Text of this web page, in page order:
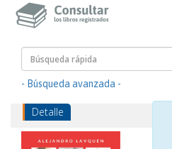
- Búsqueda avanzada -
Detalle